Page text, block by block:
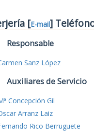
[E-mail]
Responsable
Sanz López
Auxiliares de Servicio
Concepción Gil
Arranz Laiz
Rico Berruguete